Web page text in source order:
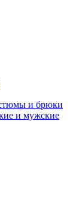
и брюки
и мужские